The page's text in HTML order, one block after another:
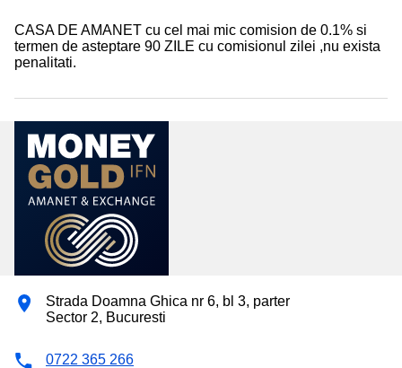
CASA DE AMANET cu cel mai mic comision de 0.1% si
termen de asteptare 90 ZILE cu comisionul zilei ,nu exista
penalitati.
Strada Doamna Ghica nr 6, bl 3, parter
Sector 2, Bucuresti
0722 365 266